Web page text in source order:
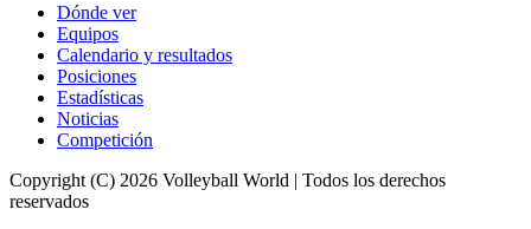
Dónde ver
Equipos
Calendario y resultados
Posiciones
Estadísticas
Noticias
Competición
Copyright (C) 2026 Volleyball World | Todos los derechos
reservados